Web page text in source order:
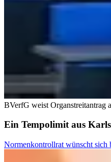
BVerfG weist Organstreitantrag
Ein Tempolimit aus
Normenkontrollrat wünscht sich